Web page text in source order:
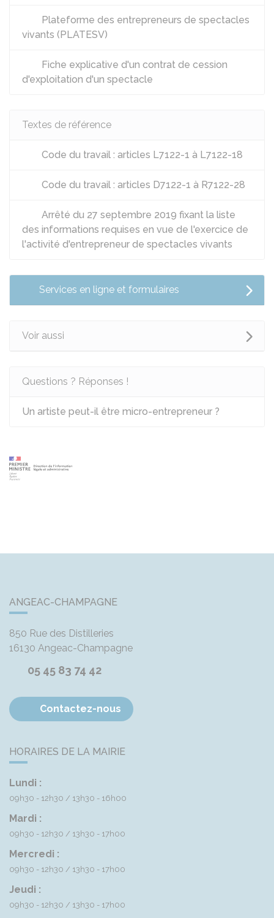
Plateforme des entrepreneurs de spectacles
vivants (PLATESV)
Fiche explicative d'un contrat de cession
d'exploitation d'un spectacle
Textes de référence
Code du travail : articles L7122-1 à L7122-18
Code du travail : articles D7122-1 à R7122-28
Arrêté du 27 septembre 2019 fixant la liste
des informations requises en vue de l'exercice de
l'activité d'entrepreneur de spectacles vivants
Services en ligne et formulaires
Voir aussi
Questions ? Réponses !
Un artiste peut-il être micro-entrepreneur ?
ANGEAC-CHAMPAGNE
850 Rue des Distilleries
16130 Angeac-Champagne
05 45 83 74 42
Contactez-nous
HORAIRES DE LA MAIRIE
Lundi :
09h30 - 12h30 13h30 - 16h00
Mardi :
09h30 - 12h30 13h30 - 17h00
Mercredi :
09h30 - 12h30 13h30 - 17h00
Jeudi :
09h30 - 12h30 13h30 - 17h00